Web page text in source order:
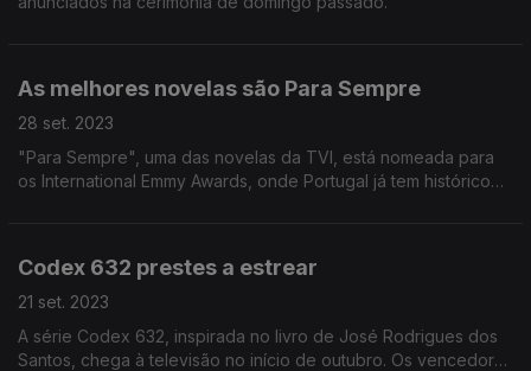
As melhores novelas são Para Sempre
28 set. 2023
"Para Sempre", uma das novelas da TVI, está nomeada para
os International Emmy Awards, onde Portugal já tem histórico
Codex 632 prestes a estrear
21 set. 2023
A série Codex 632, inspirada no livro de José Rodrigues dos
Santos, chega à televisão no início de outubro. Os vencedores